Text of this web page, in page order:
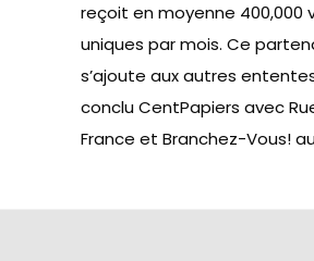
reçoit en moyenne 400,000
uniques par mois. Ce
s’ajoute aux autres
conclu CentPapiers avec
France et Branchez-Vous!